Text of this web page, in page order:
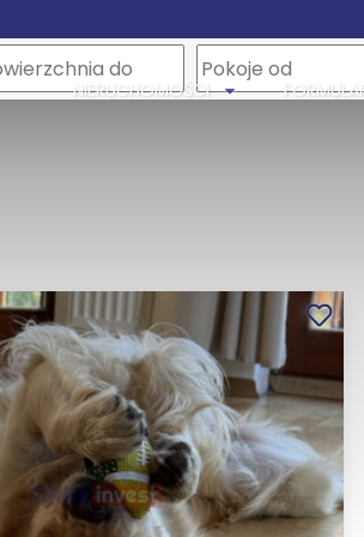
NIERUCHOMOŚCI